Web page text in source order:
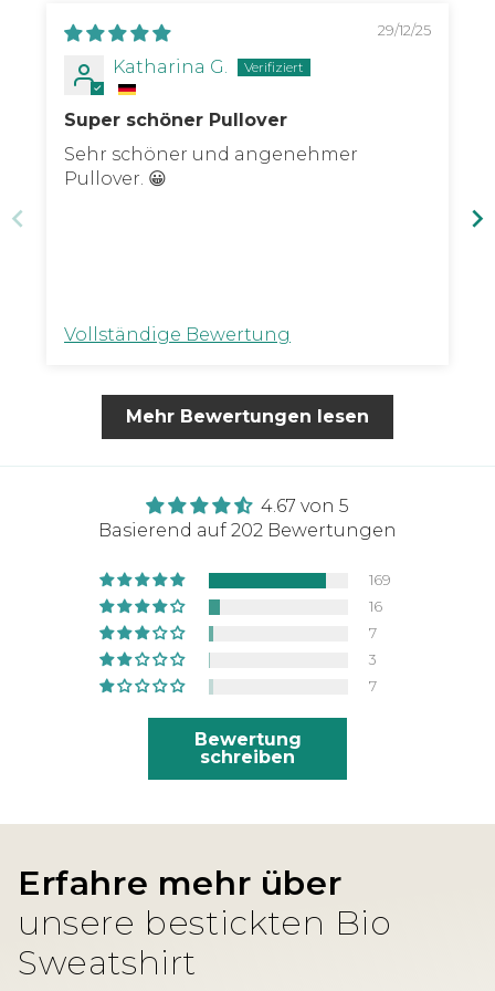
29/12/25
Katharina G.
Super schöner Pullover
Sehr schöner und angenehmer
Pullover. 😀
Vollständige Bewertung
Mehr Bewertungen lesen
4.67 von 5
Basierend auf 202 Bewertungen
169
16
7
3
7
Bewertung
schreiben
Erfahre mehr über
unsere bestickten Bio
Sweatshirt